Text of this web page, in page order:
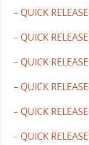
– QUICK
– QUICK
– QUICK
– QUICK
– QUICK
– QUICK